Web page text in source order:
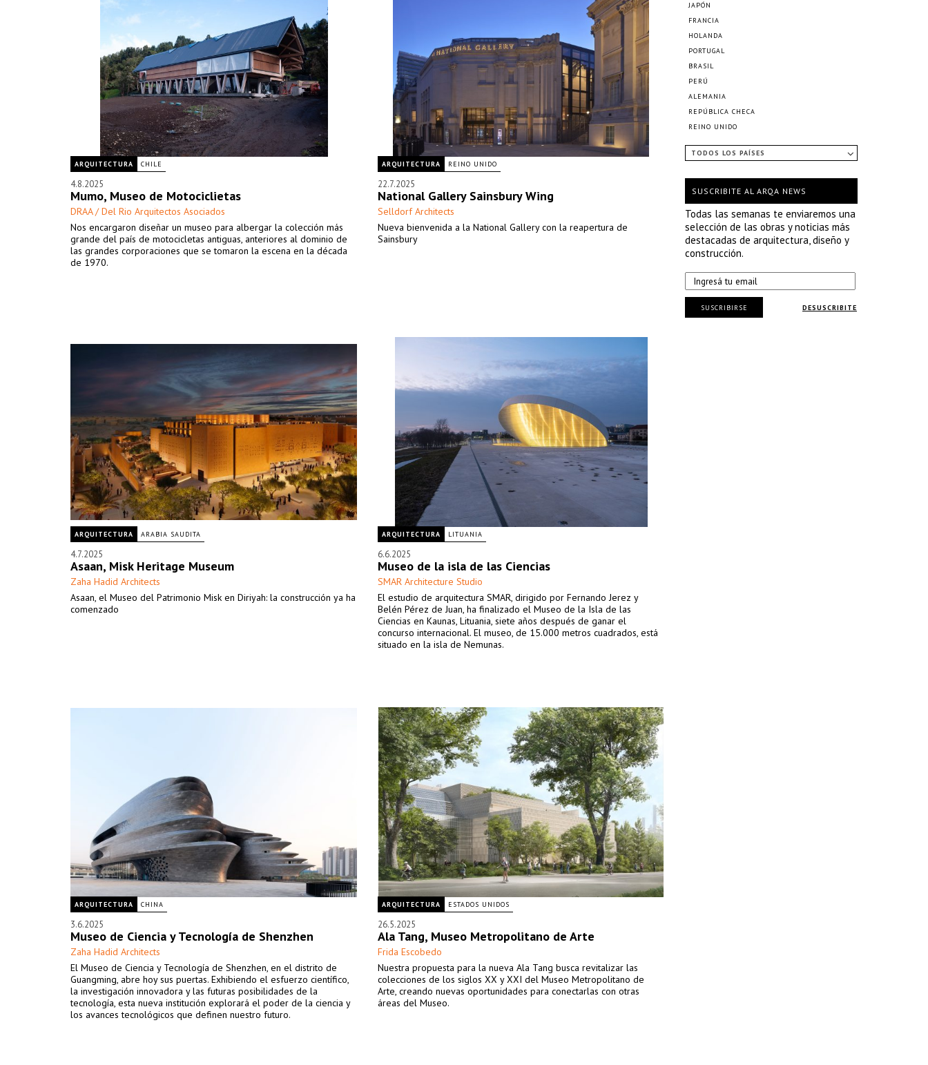
ARQUITECTURA CHILE
4.8.2025
Mumo, Museo de Motociclietas
DRAA / Del Rio Arquitectos Asociados
Nos encargaron diseñar un museo para albergar la colección más
grande del país de motocicletas antiguas, anteriores al dominio de
las grandes corporaciones que se tomaron la escena en la década
de 1970.
ARQUITECTURA REINO UNIDO
22.7.2025
National Gallery Sainsbury Wing
Selldorf Architects
Nueva bienvenida a la National Gallery con la reapertura de
Sainsbury
ARQUITECTURA ARABIA SAUDITA
4.7.2025
Asaan, Misk Heritage Museum
Zaha Hadid Architects
Asaan, el Museo del Patrimonio Misk en Diriyah: la construcción ya ha
comenzado
ARQUITECTURA LITUANIA
6.6.2025
Museo de la isla de las Ciencias
SMAR Architecture Studio
El estudio de arquitectura SMAR, dirigido por Fernando Jerez y
Belén Pérez de Juan, ha finalizado el Museo de la Isla de las
Ciencias en Kaunas, Lituania, siete años después de ganar el
concurso internacional. El museo, de 15.000 metros cuadrados, está
situado en la isla de Nemunas.
ARQUITECTURA CHINA
3.6.2025
Museo de Ciencia y Tecnología de Shenzhen
Zaha Hadid Architects
El Museo de Ciencia y Tecnología de Shenzhen, en el distrito de
Guangming, abre hoy sus puertas. Exhibiendo el esfuerzo científico,
la investigación innovadora y las futuras posibilidades de la
tecnología, esta nueva institución explorará el poder de la ciencia y
los avances tecnológicos que definen nuestro futuro.
ARQUITECTURA ESTADOS UNIDOS
26.5.2025
Ala Tang, Museo Metropolitano de Arte
Frida Escobedo
Nuestra propuesta para la nueva Ala Tang busca revitalizar las
colecciones de los siglos XX y XXI del Museo Metropolitano de
Arte, creando nuevas oportunidades para conectarlas con otras
áreas del Museo.
JAPÓN
FRANCIA
HOLANDA
PORTUGAL
BRASIL
PERÚ
ALEMANIA
REPÚBLICA CHECA
REINO UNIDO
TODOS LOS PAÍSES
SUSCRIBITE AL ARQA NEWS
Todas las semanas te enviaremos una
selección de las obras y noticias más
destacadas de arquitectura, diseño y
construcción.
DESUSCRIBITE
SUSCRIBIRSE